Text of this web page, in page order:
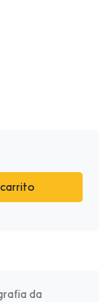
carrito
da